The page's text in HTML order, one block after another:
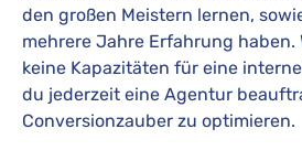
den großen Meistern lernen,
mehrere Jahre Erfahrung haben.
keine Kapazitäten für eine
du jederzeit eine Agentur
Conversionzauber zu optimieren.